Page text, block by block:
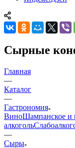
Сырные
Главная
—
Каталог
—
Гастрономия
ВиноШампанское и
алкоголь
—
Сыры